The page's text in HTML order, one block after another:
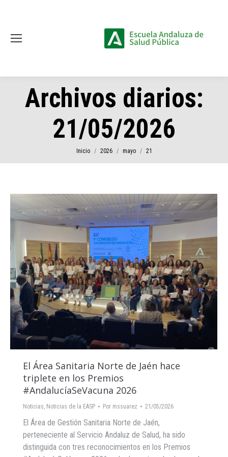
Archivos diarios:
21/05/2026
Estás aquí:
Inicio 2026 mayo 21
El Área Sanitaria Norte de Jaén hace
triplete en los Premios
#AndalucíaSeVacuna 2026
Noticias, Noticias de la EASP Por mssuarez 21/05/2026
El Área de Gestión Sanitaria Norte de Jaén,
perteneciente al Servicio Andaluz de Salud, ha sido
distinguida con tres reconocimientos en los Premios